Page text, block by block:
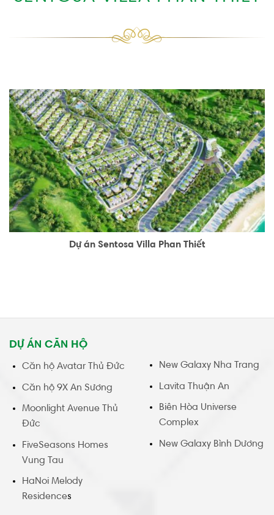
Dự án Sentosa Villa Phan Thiết
DỰ ÁN CĂN HỘ
Căn hộ Avatar Thủ Đức
Căn hộ 9X An Sương
Moonlight Avenue Thủ
Đức
FiveSeasons Homes
Vung Tau
HaNoi Melody
Residences
New Galaxy Nha Trang
Lavita Thuận An
Biên Hòa Universe
Complex
New Galaxy Bình Dương